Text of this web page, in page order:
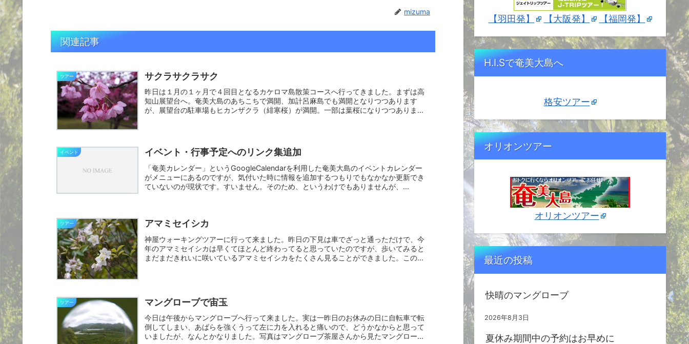
mizuma
関連記事
ツアー サクラサクラサク
昨日は１月の１ヶ月で４回目となるカケロマ島散策コースへ行ってきました。まずは高
知山展望台へ。奄美大島のあちこちで満開、加計呂麻島でも満開となりつつあります
が、展望台の駐車場もヒカンザクラ（緋寒桜）が満開。一部は葉桜になりつつありま
イベント イベント・行事予定へのリンク集追加
「奄美カレンダー」というGoogleCalendarを利用した奄美大島のイベントカレンダー
がメニューにあるのですが、気付いた時に情報を追加するつもりでもなかなか更新でき
ていないのが現状です。すいません。そのため、というわけでもありませんが、...
ツアー アマミセイシカ
神屋ウォーキングツアーに行って来ました。昨日の下見は車でざっと通っただけで、今
年のアマミセイシカは早くてほとんど終わってると思っていたのですが、歩いてみると
まだまだきれいに咲いているアマミセイシカをたくさん見ることができました。この他
ツアー マングローブで宙玉
今日は午後からマングローブへ行って来ました。実は一昨日のお休みの日に自転車で転
倒してしまい、あばらを強くうって左に力を入れると痛いので、どうかなからと思って
いましたが、なんとかなりました。写真はマングローブ茶屋さんから見たマングローブ
【羽田発】 【大阪発】 【福岡発】
H.I.Sで奄美大島へ
格安ツアー
オリオンツアー
オリオンツアー
最近の投稿
快晴のマングローブ
2026年8月3日
夏休み期間中の予約はお早めに